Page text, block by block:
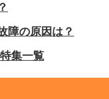
障の原因は？
集一覧